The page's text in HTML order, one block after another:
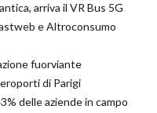
arriva il VR Bus 5G
e Altroconsumo
fuorviante
di Parigi
delle aziende in campo